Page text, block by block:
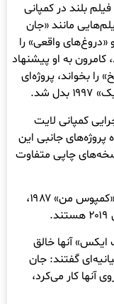
فیلم بلند در کمپانی
مانند «جان
و «دروغ‌های واقعی» را
به او پیشنهاد
را بخواند، پروژه‌ای
شد.
کمپانی لایت
جانبی این
چاپی متفاوت
از دیگر فیلم‌هایی که لاندو آن‌ها را تهیه کرد «کمپوس من» ۱۹۸۷،
آنها خالق
گفتند: جان
آنها کار می‌کرد،